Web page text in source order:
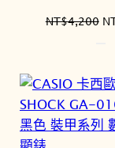
NT$4,200 原